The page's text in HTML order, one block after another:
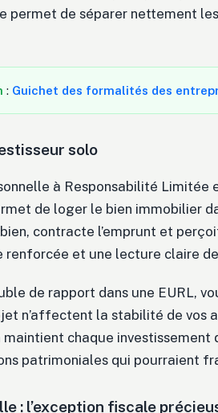
permet de séparer nettement
: Guichet des formalités des
solo
à Responsabilité Limitée
de loger le bien immobilier
contracte l’emprunt et
renforcée et une lecture claire
de rapport dans une EURL,
n’affectent la stabilité de vos
chaque investissement
patrimoniales qui pourraient
: l’exception fiscale